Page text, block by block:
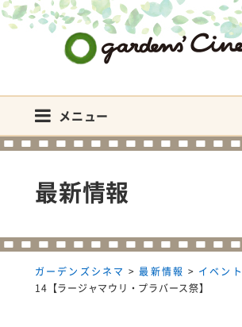
メニュー
最新情報
ガーデンズシネマ >最新情報 > イベン
14【ラージャマウリ・プラバース祭】